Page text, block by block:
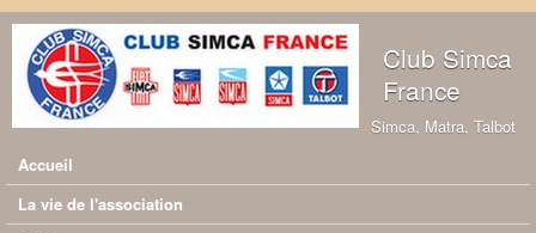
Aller au contenu principal
Club Simca
France
Simca, Matra, Talbot
Menu principal
Accueil
La vie de l'association